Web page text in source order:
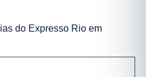
do Expresso Rio em